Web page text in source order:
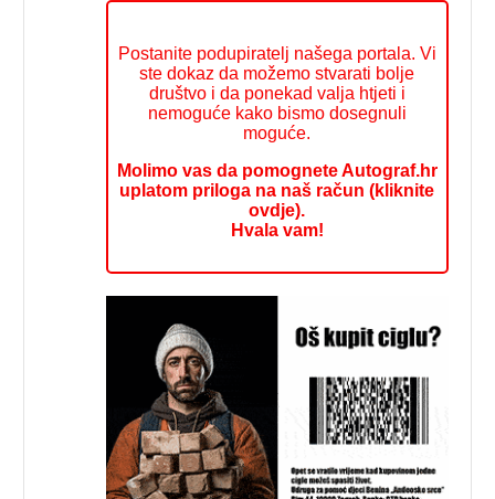
Postanite podupiratelj našega portala. Vi
ste dokaz da možemo stvarati bolje
društvo i da ponekad valja htjeti i
nemoguće kako bismo dosegnuli
moguće.
Molimo vas da pomognete Autograf.hr
uplatom priloga na naš račun (kliknite
ovdje).
Hvala vam!